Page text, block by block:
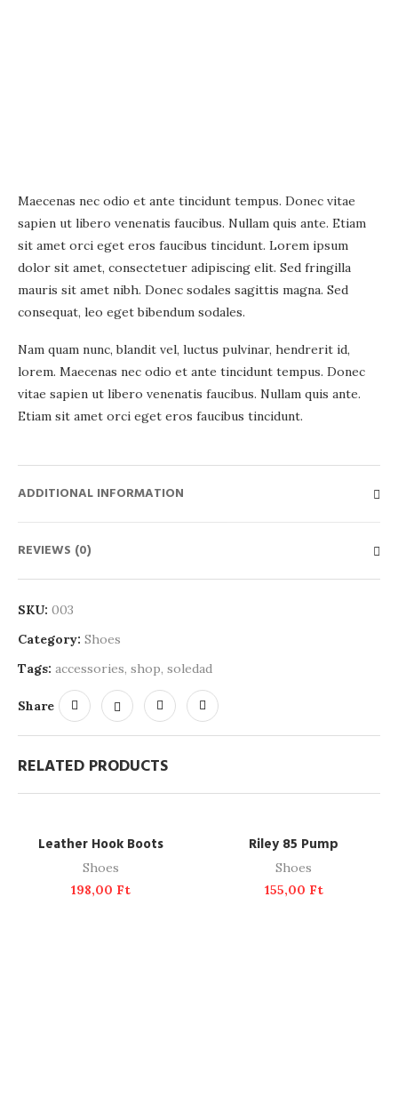
Maecenas nec odio et ante tincidunt tempus. Donec vitae
sapien ut libero venenatis faucibus. Nullam quis ante. Etiam
sit amet orci eget eros faucibus tincidunt. Lorem ipsum
dolor sit amet, consectetuer adipiscing elit. Sed fringilla
mauris sit amet nibh. Donec sodales sagittis magna. Sed
consequat, leo eget bibendum sodales.
Nam quam nunc, blandit vel, luctus pulvinar, hendrerit id,
lorem. Maecenas nec odio et ante tincidunt tempus. Donec
vitae sapien ut libero venenatis faucibus. Nullam quis ante.
Etiam sit amet orci eget eros faucibus tincidunt.
ADDITIONAL INFORMATION
REVIEWS (0)
SKU: 003
Category: Shoes
Tags: accessories, shop, soledad
Share
RELATED PRODUCTS
ADD TO CART
Leather Hook Boots
Shoes
198,00 Ft
ADD TO CART
Riley 85 Pump
Shoes
155,00 Ft